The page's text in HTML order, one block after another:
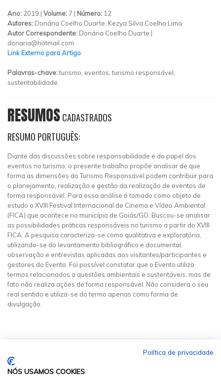
Ano: 2019 | Volume: 7 | Número: 12
Autores: Donária Coelho Duarte, Kezya Silva Coelho Lima
Autor Correspondente: Donária Coelho Duarte |
donaria@hotmail.com
Link Externo para Artigo
Palavras-chave:turismo, eventos, turismo responsável,
sustentabilidade.
RESUMOSCADASTRADOS
RESUMO PORTUGUÊS:
Diante das discussões sobre responsabilidade e do papel dos
eventos no turismo, o presente trabalho propõe analisar de que
forma as dimensões do Turismo Responsável podem contribuir para
o planejamento, realização e gestão da realização de eventos de
forma responsável. Para essa análise é tomado como objeto de
estudo o XVIII Festival Internacional de Cinema e Vídeo Ambiental
(FICA) que acontece no município de Goiás/GO. Buscou-se analisar
as possibilidades práticas responsáveis no turismo a partir do XVIII
FICA. A pesquisa caracteriza-se como qualitativa e exploratória,
utilizando-se do levantamento bibliográfico e documental,
observação e entrevistas aplicadas aos visitantes/participantes e
gestores do Evento. Foi possível constatar que o Evento utiliza
termos relacionados a questões ambientais e sustentáveis, mas de
fato não realiza ações de forma responsável. Não considera o seu
real sentido e utiliza-se do termo apenas como forma de
divulgação.
Política de privacidade
NÓS USAMOS COOKIES